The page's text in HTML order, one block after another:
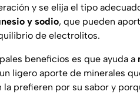
y se elija el tipo
y sodio, que pueden
de electrolitos.
beneficios es que ayuda a
ligero aporte de minerales
la prefieren por su sabor y